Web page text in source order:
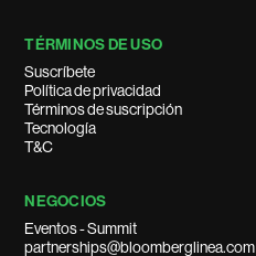
TÉRMINOS DE USO
Suscríbete
Política de privacidad
Términos de suscripción
Tecnología
T&C
NEGOCIOS
Eventos - Summit
partnerships@bloomberglinea.com